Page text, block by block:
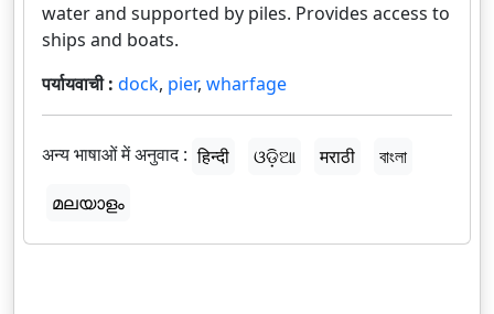
water and supported by piles. Provides access to
ships and boats.
पर्यायवाची : dock, pier, wharfage
अन्य भाषाओं में अनुवाद : हिन्दी ଓଡ଼ିଆ मराठी
বাংলা
മലയാളം